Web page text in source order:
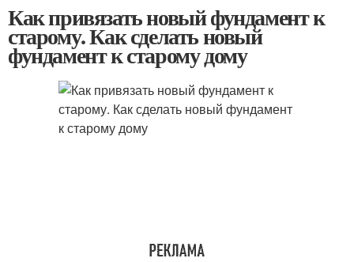
Как привязать новый фундамент к
старому. Как сделать новый
фундамент к старому дому